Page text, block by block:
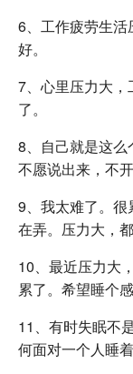
6、工作疲劳生
好。
7、心里压力大
了。
8、自己就是这么
不愿说出来，不
9、我太难了。很
在弄。压力大，都
10、最近压力大
累了。希望睡个
11、有时失眠不
何面对一个人睡着